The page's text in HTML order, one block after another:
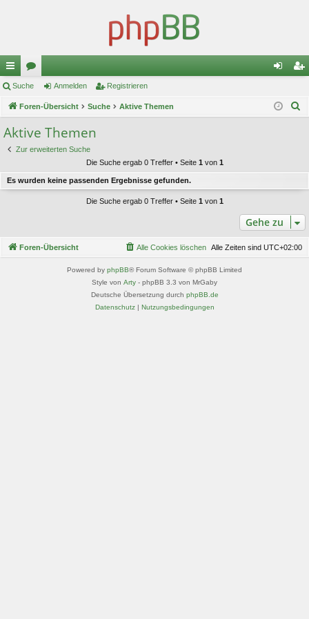
ch
ne
llz
ug
or
en m ist
Suche Anmelden Registrieren
Foren-Übersicht Suche Aktive Themen
Aktive Themen
Zur erweiterten Suche
Die Suche ergab 0 Treffer • Seite 1 von 1
Es wurden keine passenden Ergebnisse gefunden.
Die Suche ergab 0 Treffer • Seite 1 von 1
Gehe zu
Foren-Übersicht Alle Zeiten sind UTC+02:00
Alle Cookies löschen
Powered by phpBB® Forum Software © phpBB Limited
Style von Arty - phpBB 3.3 von MrGaby
Deutsche Übersetzung durch phpBB.de
Datenschutz| Nutzungsbedingungen